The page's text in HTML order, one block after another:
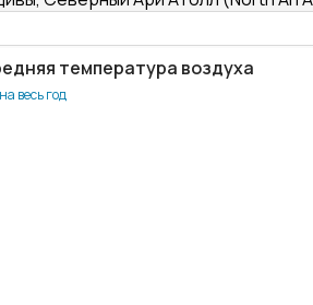
температура воздуха
весь год